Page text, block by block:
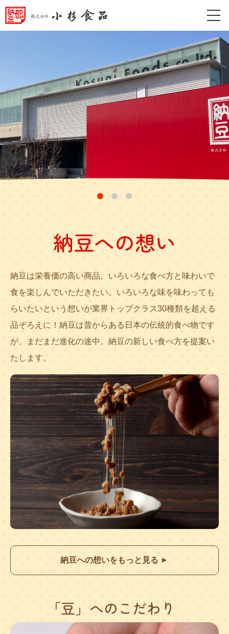
納豆への想い
納豆は栄養価の高い商品。いろいろな食べ方と味わいで
食を楽しんでいただきたい。いろいろな味を味わっても
らいたいという想いが業界トップクラス30種類を超える
品ぞろえに！納豆は昔からある日本の伝統的食べ物です
が、まだまだ進化の途中。納豆の新しい食べ方を提案い
たします。
納豆への想いをもっと見る ▲
「豆」へのこだわり